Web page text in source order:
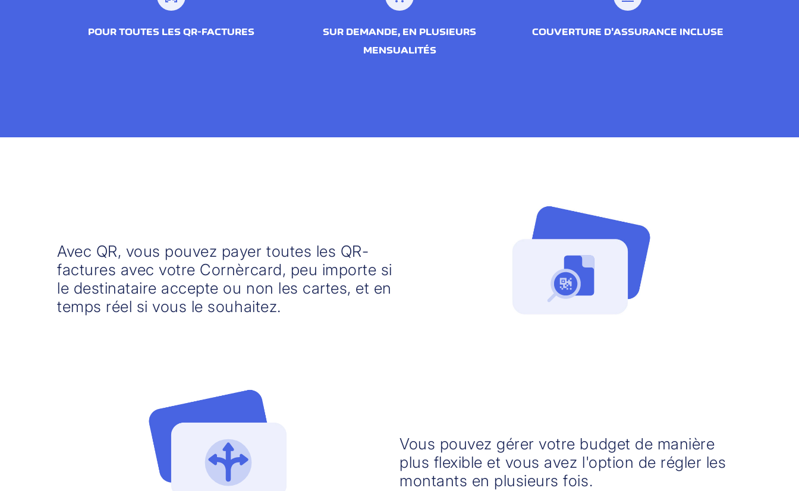
POUR TOUTES LES QR-FACTURES
SUR DEMANDE, EN PLUSIEURS
MENSUALITÉS
COUVERTURE D'ASSURANCE INCLUSE
Avec QR, vous pouvez payer toutes les QR-
factures avec votre Cornèrcard, peu importe si
le destinataire accepte ou non les cartes, et en
temps réel si vous le souhaitez.
Vous pouvez gérer votre budget de manière
plus flexible et vous avez l'option de régler les
montants en plusieurs fois.